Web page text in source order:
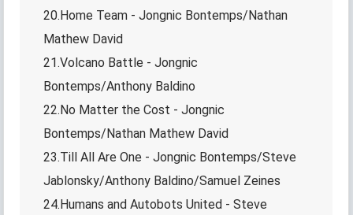
20.Home Team - Jongnic Bontemps/Nathan
Mathew David
21.Volcano Battle - Jongnic
Bontemps/Anthony Baldino
22.No Matter the Cost - Jongnic
Bontemps/Nathan Mathew David
23.Till All Are One - Jongnic Bontemps/Steve
Jablonsky/Anthony Baldino/Samuel Zeines
24.Humans and Autobots United - Steve